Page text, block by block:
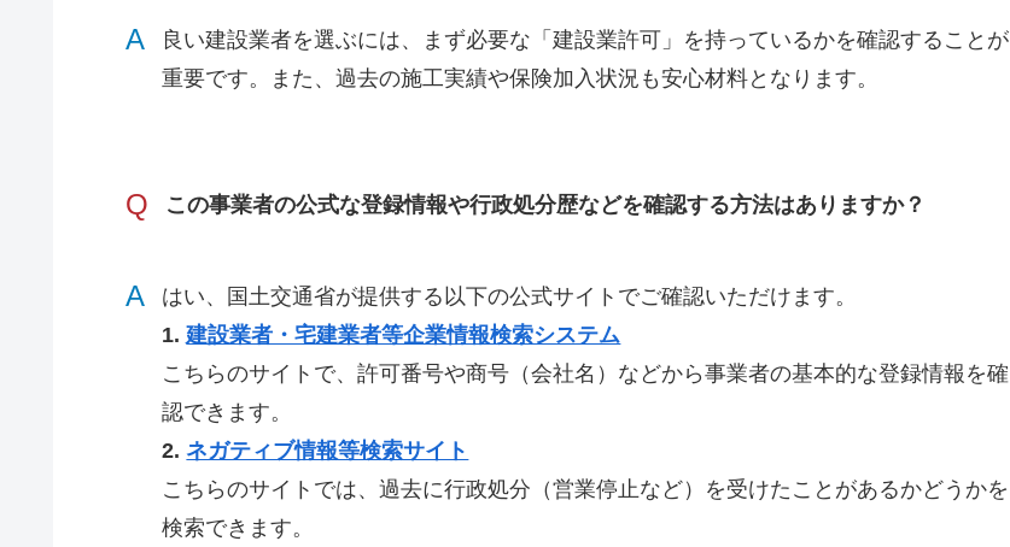
A
良い建設業者を選ぶには、まず必要な「建設業許可」を持っているかを確認することが
重要です。また、過去の施工実績や保険加入状況も安心材料となります。
Q この事業者の公式な登録情報や行政処分歴などを確認する方法はありますか？
A
はい、国土交通省が提供する以下の公式サイトでご確認いただけます。
1.建設業者・宅建業者等企業情報検索システム
こちらのサイトで、許可番号や商号（会社名）などから事業者の基本的な登録情報を確
認できます。
2.ネガティブ情報等検索サイト
こちらのサイトでは、過去に行政処分（営業停止など）を受けたことがあるかどうかを
検索できます。